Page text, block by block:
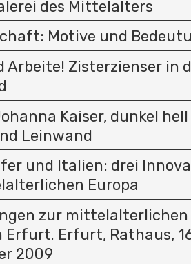
des Mittelalters
Motive und
Arbeite! Zisterzienser in
Kaiser, dunkel
Leinwand
und Italien: drei
Europa
zur
Erfurt. Erfurt, Rathaus,
2009